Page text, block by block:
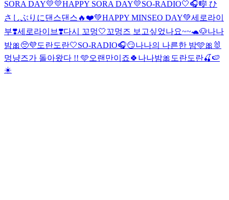
SORA DAY💛💛HAPPY SORA DAY💛SO-RADIO🤍🎧🎼 ひ
さしぶりに댄스댄스🔥❤️💚HAPPY MINSEO DAY💚세로라이
부❣️세로라이브❣️다시 꼬멍🤍꼬멍즈 보고싶었나요~~🐢🐶나나
밤🎀 🥺💜도란도란🤍SO-RADIO🎧😏나나의 나른한 밤🩵🎀🐰
멍냥즈가 돌아왔다 !! 🩵오랜만이죠🍀나나밤🎀 도란도란🍒🍉
☀️